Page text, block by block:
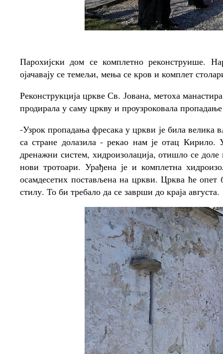
Парохијски дом се комплетно реконструише.
ојачавају се темељи, мења се кров и комплет
Реконструкција цркве Св. Јована, метоха
продирала у саму цркву и проузроковала
-Узрок пропадања фресака у цркви је била велика
са стране долазила - рекао нам је отац Кирило.
дренажни систем, хидроизолација, отишло се
нови тротоари. Урађена је и комплетна
осамдесетих постављена на цркви. Црква ће
стилу. То би требало да се заврши до краја августа.